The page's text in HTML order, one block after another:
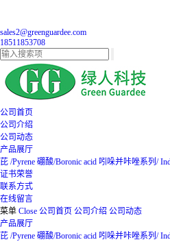
sales2@greenguardee.com
18511853708
公司首页
公司介绍
公司动态
产品展厅
芘 /Pyrene 硼酸/Boronic acid 吲哚并咔唑系列/
证书荣誉
联系方式
在线留言
菜单 Close 公司首页 公司介绍 公司动态
产品展厅
芘 /Pyrene 硼酸/Boronic acid 吲哚并咔唑系列/